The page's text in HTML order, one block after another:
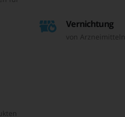
Vernichtung
von Arzneimitteln